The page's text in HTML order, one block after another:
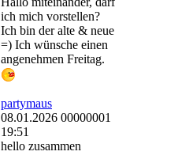
ich mich vorstellen?
Ich bin der alte & neue
=) Ich wünsche einen
angenehmen Freitag.
partymaus
08.01.2026 00000001
19:51
hello zusammen